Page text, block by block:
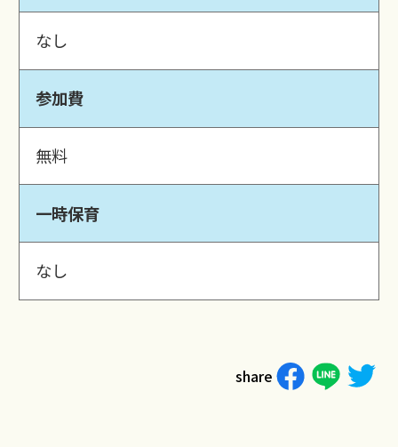
なし
参加費
無料
一時保育
なし
share